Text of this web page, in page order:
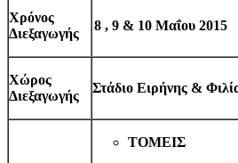
Χρόνος
Διεξαγωγής
8 , 9 & 10 Μαΐου 2015
Χώρος
Διεξαγωγής
Στάδιο Ειρήνης &
ΤΟΜΕΙΣ